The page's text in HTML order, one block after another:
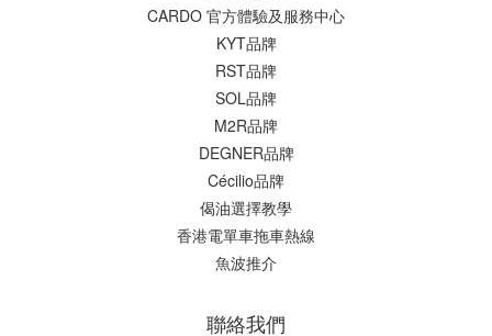
CARDO 官方體驗及服務中心
KYT品牌
RST品牌
SOL品牌
M2R品牌
DEGNER品牌
Cécilio品牌
偈油選擇教學
香港電單車拖車熱線
魚波推介
聯絡我們